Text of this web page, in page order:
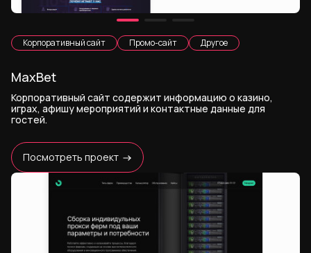
Корпоративный сайт Промо-сайт Другое
MaxBet
Корпоративный сайт содержит информацию о казино,
играх, афишу мероприятий и контактные данные для
гостей.
Посмотреть проект